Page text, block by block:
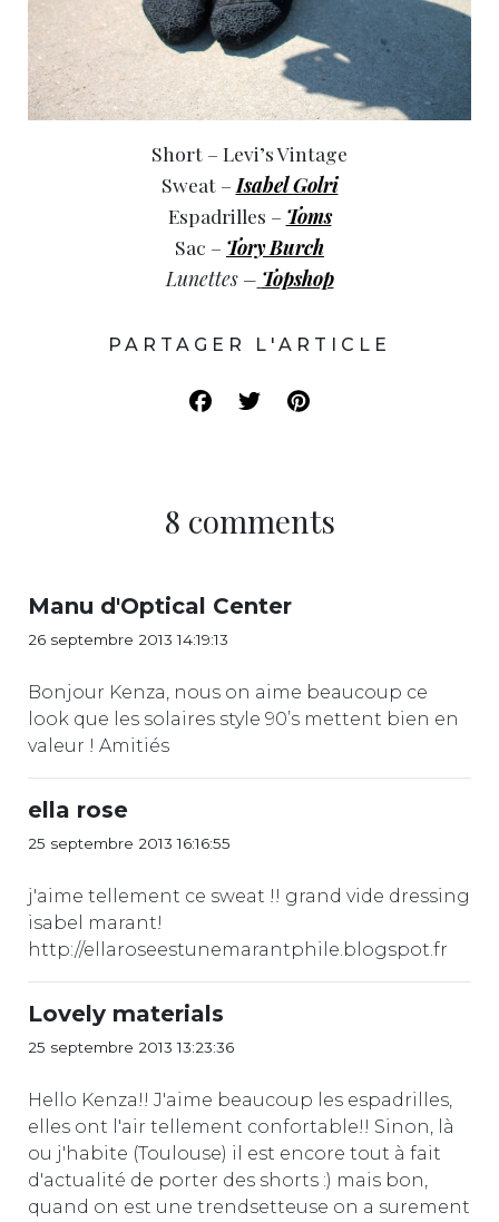
Short – Levi’s Vintage
Sweat – Isabel Golri
Espadrilles – Toms
Sac – Tory Burch
Lunettes – Topshop
PARTAGER L'ARTICLE
8 comments
Manu d'Optical Center
26 septembre 2013 14:19:13
Bonjour Kenza, nous on aime beaucoup ce
look que les solaires style 90’s mettent bien en
valeur ! Amitiés
ella rose
25 septembre 2013 16:16:55
j'aime tellement ce sweat !! grand vide dressing
isabel marant!
http://ellaroseestunemarantphile.blogspot.fr
Lovely materials
25 septembre 2013 13:23:36
Hello Kenza!! J'aime beaucoup les espadrilles,
elles ont l'air tellement confortable!! Sinon, là
ou j'habite (Toulouse) il est encore tout à fait
d'actualité de porter des shorts :) mais bon,
quand on est une trendsetteuse on a surement